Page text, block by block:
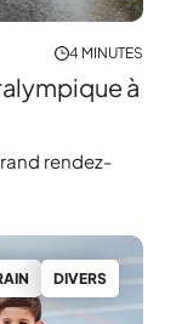
4 MINUTES
à
rendez-
DIVERS